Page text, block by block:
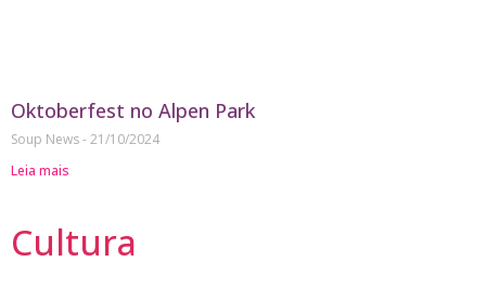
Oktoberfest no Alpen Park
Soup News 21/10/2024
Leia mais
Cultura